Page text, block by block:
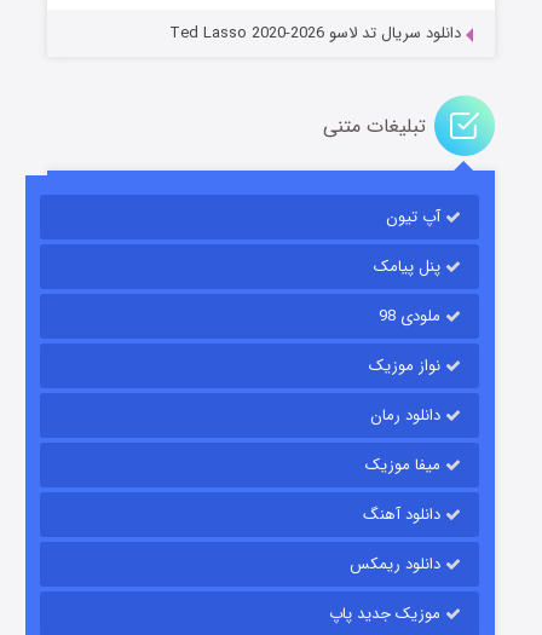
قسمت
دانلود سریال تد لاسو Ted Lasso 2020-2026
تبلیغات متنی
آپ تیون
پنل پیامک
ملودی 98
نواز موزیک
دانلود رمان
میفا موزیک
دانلود آهنگ
دانلود ریمکس
موزیک جدید پاپ